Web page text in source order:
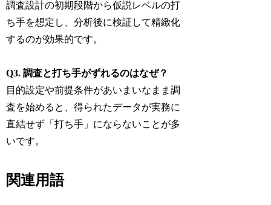
調査設計の初期段階から仮説レベルの打
ち手を想定し、分析後に検証して精緻化
するのが効果的です。
Q3. 調査と打ち手がずれるのはなぜ？
目的設定や前提条件があいまいなまま調
査を始めると、得られたデータが実務に
直結せず「打ち手」にならないことが多
いです。
関連用語